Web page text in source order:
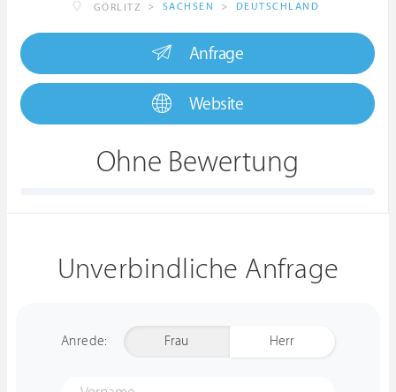
GÖRLITZ > SACHSEN > DEUTSCHLAND
Anfrage
Website
Ohne Bewertung
Unverbindliche Anfrage
Anrede: Frau Herr